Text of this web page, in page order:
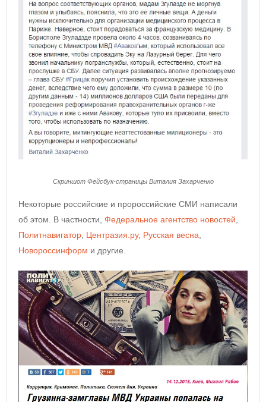
Скриншот Фейсбук-страницы Виталия Захарченко
Некоторые российские и пророссийские СМИ написали
об этом. В частности, Федеральное агентство новостей
Политнавигатор Центразия.ру, Русская весна
Новороссинформ и другие.